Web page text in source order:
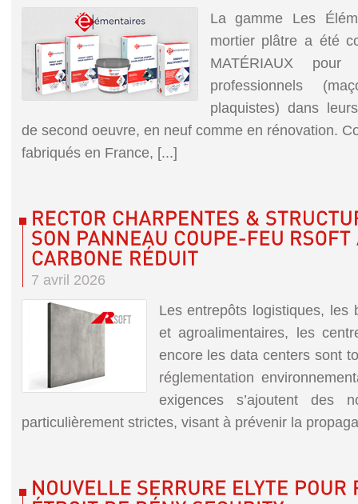
La gamme Les
mortier plâtre a été
MATÉRIAUX pour
professionnels
plaquistes) dans
de second oeuvre, en neuf comme en rénovation.
fabriqués en France, [...]
7 avril 2026
Les entrepôts logistiques, les
et agroalimentaires, les
encore les data centers sont
réglementation
exigences s’ajoutent des
particulièrement strictes, visant à prévenir la